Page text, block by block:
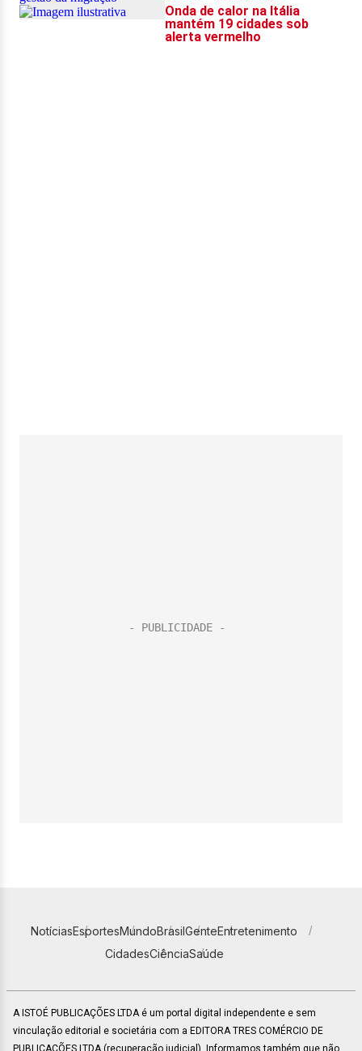
NotíciasEsportesMundoBrasilGenteEntretenimento
CidadesCiênciaSaúde
A ISTOÉ PUBLICAÇÕES LTDA é um portal digital independente e sem
vinculação editorial e societária com a EDITORA TRES COMÉRCIO DE
PUBLICACÕES LTDA (recuperação judicial). Informamos também que não